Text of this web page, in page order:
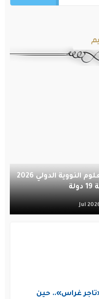
المملكة تستضيف أولمبياد العلوم النووية الدولي 2026
غراس».. حين